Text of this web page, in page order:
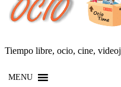
Tiempo libre, ocio, cine,
MENU